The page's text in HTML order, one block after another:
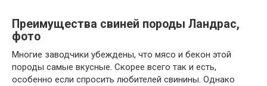
Преимущества свиней породы Ландрас,
фото
Многие заводчики убеждены, что мясо и бекон этой
породы самые вкусные. Скорее всего так и есть,
особенно если спросить любителей свинины. Однако